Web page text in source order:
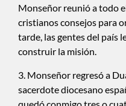
Monseñor reunió a todo
cristianos consejos para
tarde, las gentes del país
construir la misión.
3. Monseñor regresó a
sacerdote diocesano